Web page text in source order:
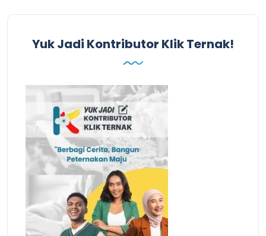
Yuk Jadi Kontributor Klik Ternak!